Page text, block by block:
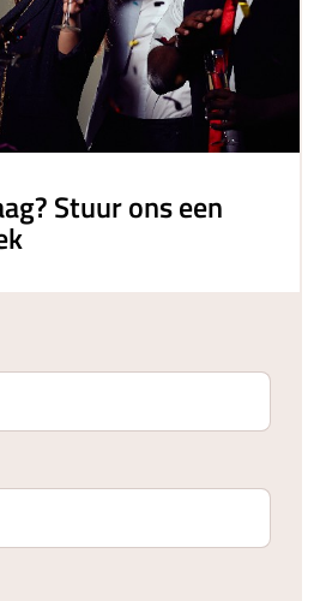
Stuur ons een